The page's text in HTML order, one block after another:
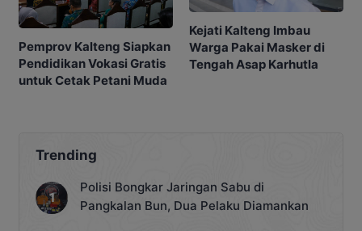
Pemprov Kalteng Siapkan
Pendidikan Vokasi Gratis
untuk Cetak Petani Muda
Kejati Kalteng Imbau
Warga Pakai Masker di
Tengah Asap Karhutla
Trending
Polisi Bongkar Jaringan Sabu di
Pangkalan Bun, Dua Pelaku Diamankan